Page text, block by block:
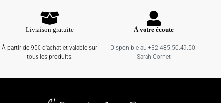
Livraison gratuite
À partir de 95€ d'achat et valable sur
tous les produits.
À votre écoute
Disponible au +32 485.50.49.50.
Sarah Cornet